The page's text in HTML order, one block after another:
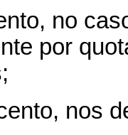
no
por
nos